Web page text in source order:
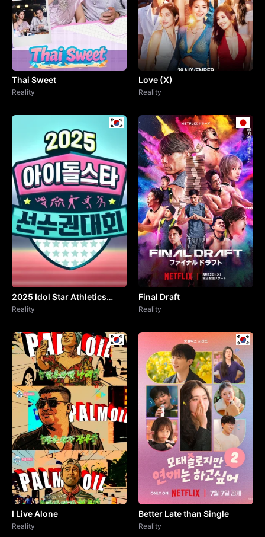
Thai Sweet
Reality
Love (X)
Reality
2025 Idol Star Athletics
Championships – Chuseok
Reality
Final Draft
Reality
I Live Alone
Reality
Better Late than Single
Reality